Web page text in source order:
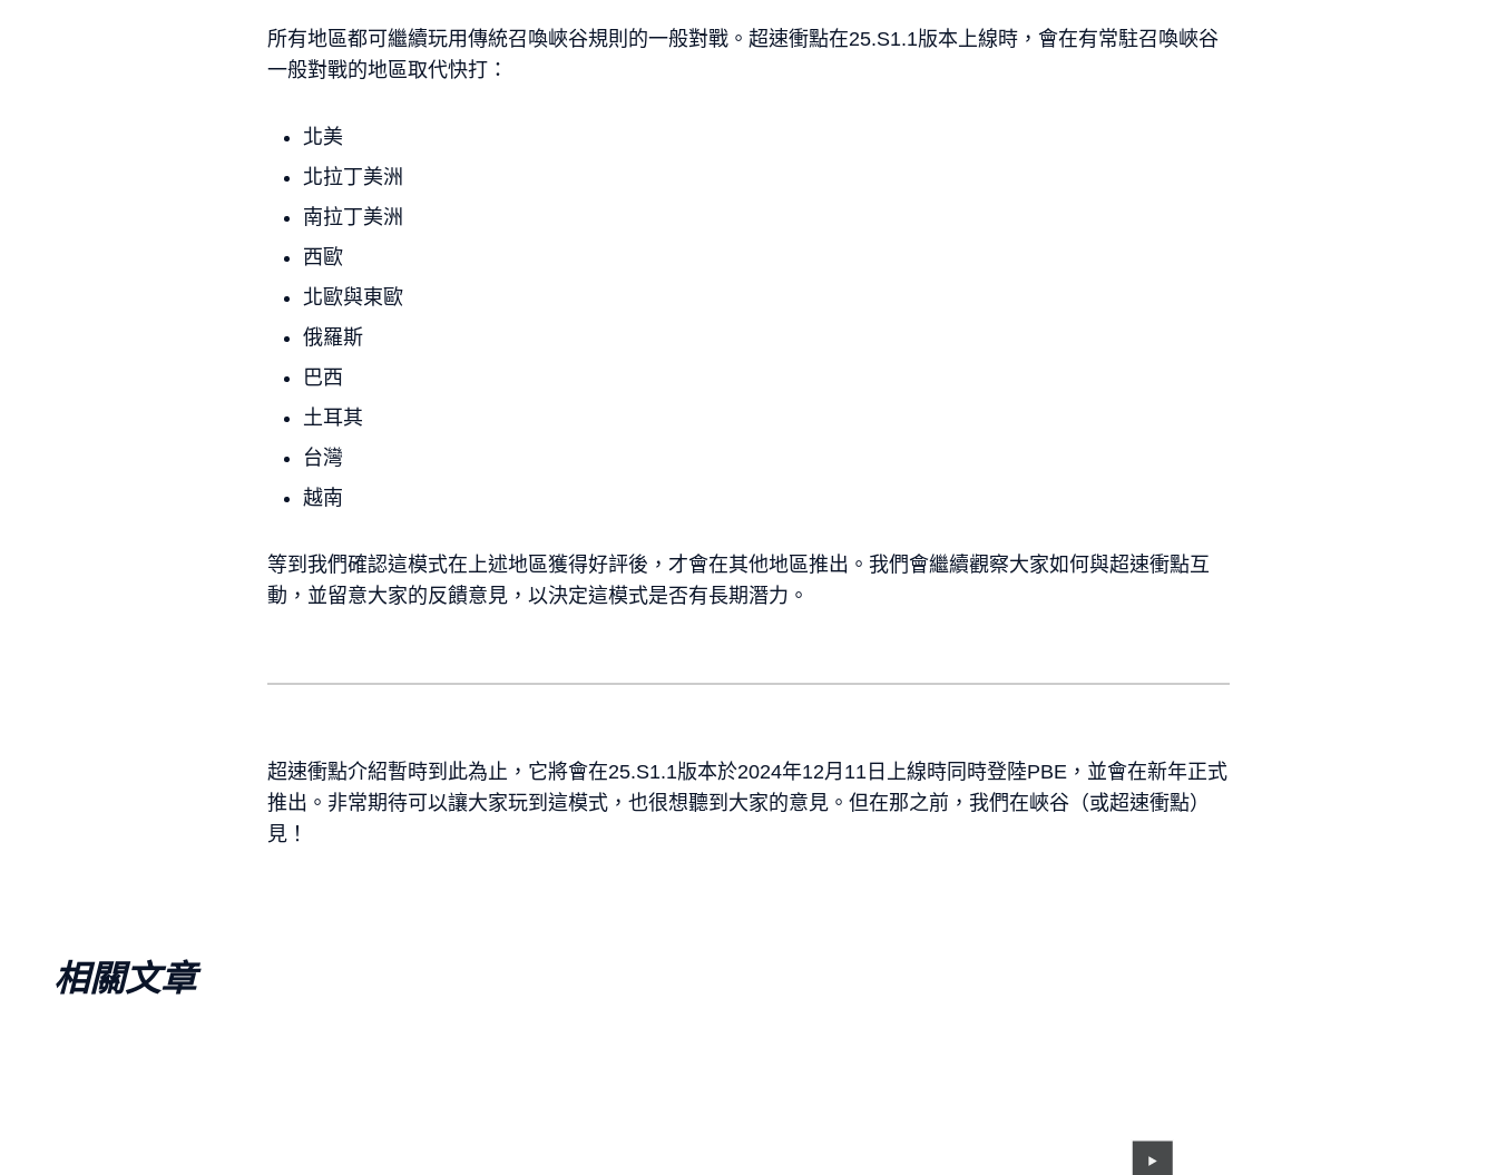
所有地區都可繼續玩用傳統召喚峽谷規則的一般對戰。超速衝點在25.S1.1版本上線時，會在有常駐召喚峽谷
一般對戰的地區取代快打：
北美
北拉丁美洲
南拉丁美洲
西歐
北歐與東歐
俄羅斯
巴西
土耳其
台灣
越南
等到我們確認這模式在上述地區獲得好評後，才會在其他地區推出。我們會繼續觀察大家如何與超速衝點互
動，並留意大家的反饋意見，以決定這模式是否有長期潛力。
超速衝點介紹暫時到此為止，它將會在25.S1.1版本於2024年12月11日上線時同時登陸PBE，並會在新年正式
推出。非常期待可以讓大家玩到這模式，也很想聽到大家的意見。但在那之前，我們在峽谷（或超速衝點）
見！
相關文章